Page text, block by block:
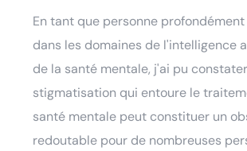
En tant que personne
dans les domaines de l'intelligence
de la santé mentale, j'ai pu
stigmatisation qui entoure le
santé mentale peut constituer un
redoutable pour de nombreuses